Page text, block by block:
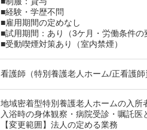
■経験・学歴不問
■雇用期間の定めなし
■試用期間：あり（3ケ月・労働条件の
■受動喫煙対策あり（室内禁煙）
看護師（特別養護老人ホーム/正看護
地域密着型特別養護老人ホームの入所
入浴時の身体観察・病院受診・嘱託
【変更範囲】法人の定める業務